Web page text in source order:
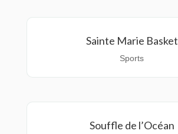
Sainte Marie Basket
Sports
Souffle de l’Océan